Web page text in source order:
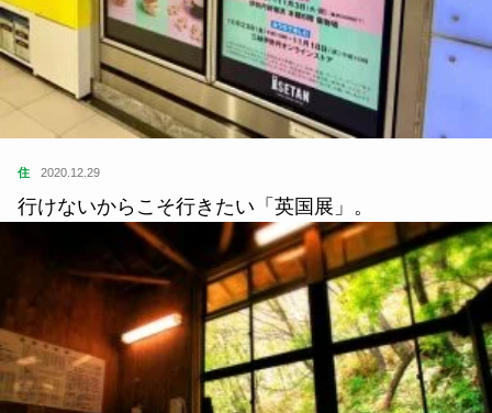
名古屋駅の待ち合わせスポットを難易度別に紹介！
「金時計集合」は結局難しい？